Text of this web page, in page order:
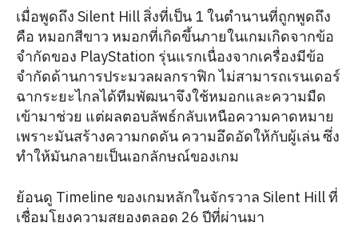
เมื่อพูดถึง Silent Hill สิ่งที่เป็น 1 ในตำนานที่ถูกพูดถึง
คือ หมอกสีขาว หมอกที่เกิดขึ้นภายในเกมเกิดจากข้อ
จำกัดของ PlayStation รุ่นแรกเนื่องจากเครื่องมีข้อ
จำกัดด้านการประมวลผลกราฟิก ไม่สามารถเรนเดอร์
ฉากระยะไกลได้ทีมพัฒนาจึงใช้หมอกและความมืด
เข้ามาช่วย แต่ผลตอบลัพธ์กลับเหนือความคาดหมาย
เพราะมันสร้างความกดดัน ความอึดอัดให้กับผู้เล่น ซึ่ง
ทำให้มันกลายเป็นเอกลักษณ์ของเกม
ย้อนดู Timeline ของเกมหลักในจักรวาล Silent Hill ที่
เชื่อมโยงความสยองตลอด 26 ปีที่ผ่านมา